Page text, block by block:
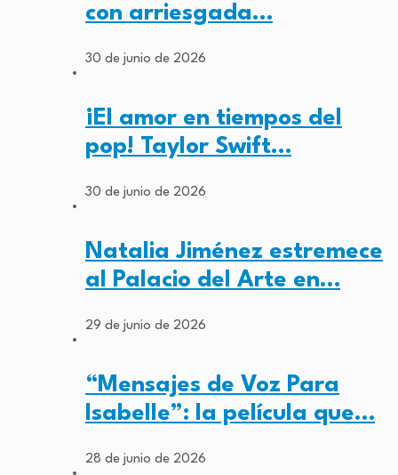
con arriesgada…
30 de junio de 2026
¡El amor en tiempos del
pop! Taylor Swift…
30 de junio de 2026
Natalia Jiménez estremece
al Palacio del Arte en…
29 de junio de 2026
“Mensajes de Voz Para
Isabelle”: la película que…
28 de junio de 2026